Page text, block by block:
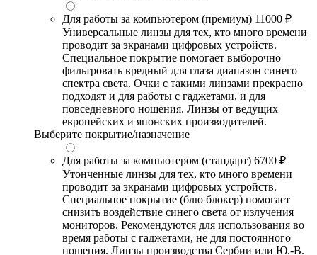
Для работы за компьютером (премиум) 11000 ₽
Универсальные линзы для тех, кто много времени
проводит за экранами цифровых устройств.
Специальное покрытие помогает выборочно
фильтровать вредный для глаза диапазон синего
спектра света. Очки с такими линзами прекрасно
подходят и для работы с гаджетами, и для
повседневного ношения. Линзы от ведущих
европейских и японских производителей.
Выберите покрытие/назначение
Для работы за компьютером (стандарт) 6700 ₽
Утонченные линзы для тех, кто много времени
проводит за экранами цифровых устройств.
Специальное покрытие (блю блокер) помогает
снизить воздействие синего света от излучения
мониторов. Рекомендуются для использования во
время работы с гаджетами, не для постоянного
ношения. Линзы производства Сербии или Ю.-В.